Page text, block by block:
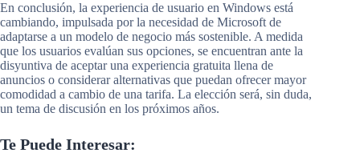
En conclusión, la experiencia de usuario en Windows está
cambiando, impulsada por la necesidad de Microsoft de
adaptarse a un modelo de negocio más sostenible. A medida
que los usuarios evalúan sus opciones, se encuentran ante la
disyuntiva de aceptar una experiencia gratuita llena de
anuncios o considerar alternativas que puedan ofrecer mayor
comodidad a cambio de una tarifa. La elección será, sin duda,
un tema de discusión en los próximos años.
Te Puede Interesar: